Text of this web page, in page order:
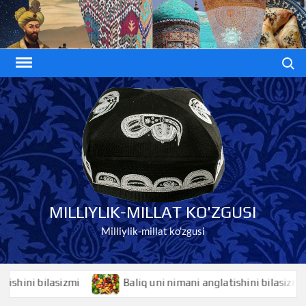
Skip
to
content
MILLIYLIK-MILLAT KO'ZGUSI
Milliylik-millat ko'zgusi
bilasizmi Baliq uni nimani anglatishini bilasizmi